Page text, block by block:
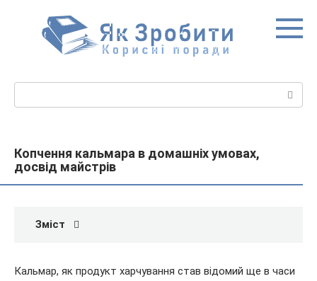
Копчення кальмара в домашніх умовах,
досвід майстрів
Зміст
Кальмар, як продукт харчування став відомий ще в часи